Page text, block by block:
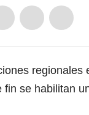
regionales
fin se habilitan